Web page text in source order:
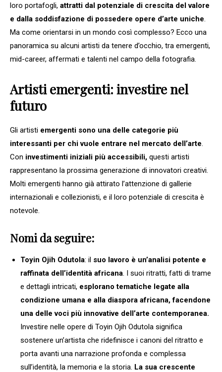
loro portafogli, attratti dal potenziale di crescita del valore
e dalla soddisfazione di possedere opere d’arte uniche
Ma come orientarsi in un mondo così complesso? Ecco una
panoramica su alcuni artisti da tenere d’occhio, tra emergenti,
mid-career, affermati e talenti nel campo della fotografia.
Artisti emergenti: investire nel
futuro
Gli artisti emergenti sono una delle categorie più
interessanti per chi vuole entrare nel mercato dell’arte
Con investimenti iniziali più accessibili, questi artisti
rappresentano la prossima generazione di innovatori creativi.
Molti emergenti hanno già attirato l’attenzione di gallerie
internazionali e collezionisti, e il loro potenziale di crescita è
notevole.
Nomi da seguire:
Toyin Ojih Odutola: il suo lavoro è un’analisi potente e
raffinata dell’identità africana . I suoi ritratti, fatti di trame
e dettagli intricati, esplorano tematiche legate alla
condizione umana e alla diaspora africana, facendone
una delle voci più innovative dell’arte contemporanea.
Investire nelle opere di Toyin Ojih Odutola significa
sostenere un’artista che ridefinisce i canoni del ritratto e
porta avanti una narrazione profonda e complessa
sull’identità, la memoria e la storia. La sua crescente